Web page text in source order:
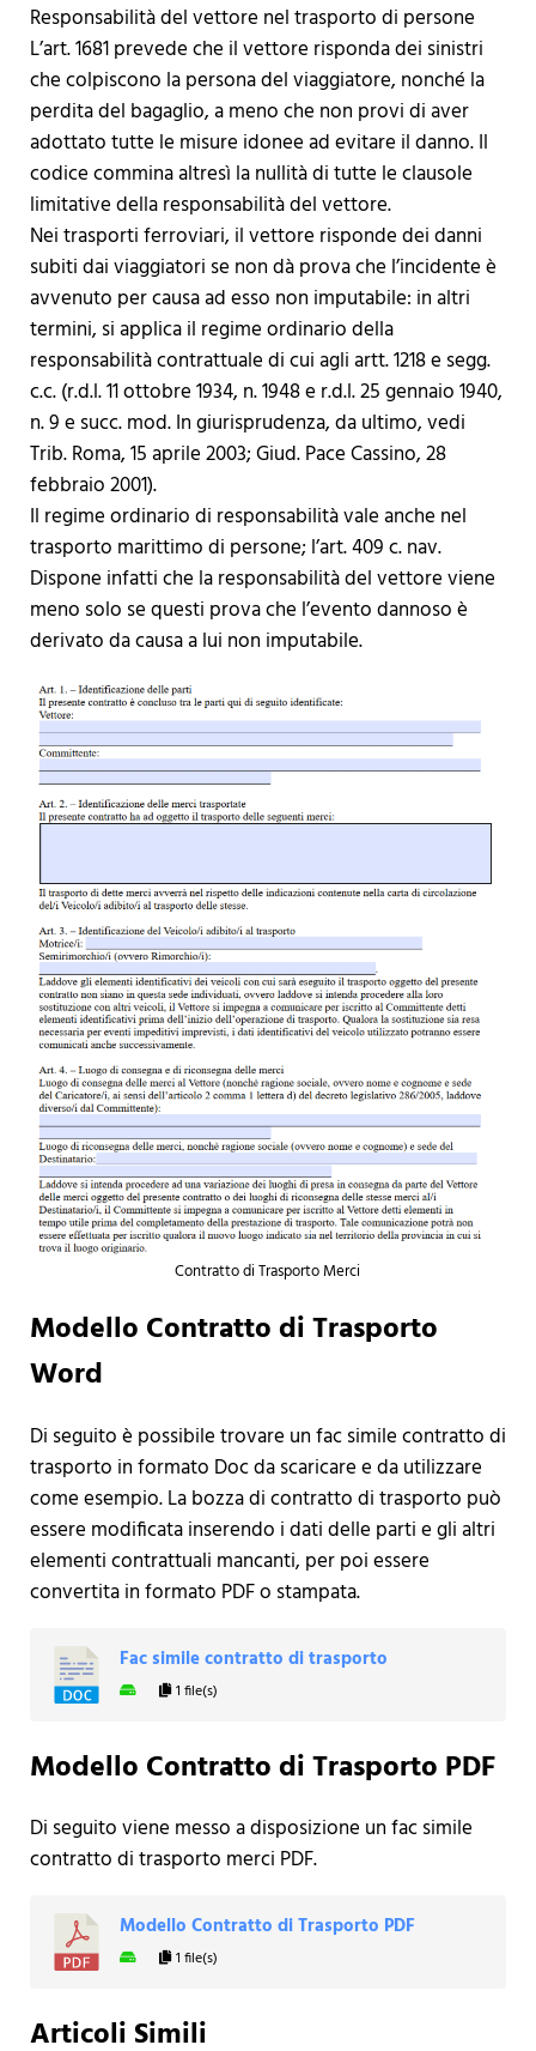
Responsabilità del vettore nel trasporto di persone
L’art. 1681 prevede che il vettore risponda dei sinistri
che colpiscono la persona del viaggiatore, nonché la
perdita del bagaglio, a meno che non provi di aver
adottato tutte le misure idonee ad evitare il danno. Il
codice commina altresì la nullità di tutte le clausole
limitative della responsabilità del vettore.
Nei trasporti ferroviari, il vettore risponde dei danni
subiti dai viaggiatori se non dà prova che l’incidente è
avvenuto per causa ad esso non imputabile: in altri
termini, si applica il regime ordinario della
responsabilità contrattuale di cui agli artt. 1218 e segg.
c.c. (r.d.l. 11 ottobre 1934, n. 1948 e r.d.l. 25 gennaio 1940,
n. 9 e succ. mod. In giurisprudenza, da ultimo, vedi
Trib. Roma, 15 aprile 2003; Giud. Pace Cassino, 28
febbraio 2001).
Il regime ordinario di responsabilità vale anche nel
trasporto marittimo di persone; l’art. 409 c. nav.
Dispone infatti che la responsabilità del vettore viene
meno solo se questi prova che l’evento dannoso è
derivato da causa a lui non imputabile.
Contratto di Trasporto Merci
Modello Contratto di Trasporto
Word
Di seguito è possibile trovare un fac simile contratto di
trasporto in formato Doc da scaricare e da utilizzare
come esempio. La bozza di contratto di trasporto può
essere modificata inserendo i dati delle parti e gli altri
elementi contrattuali mancanti, per poi essere
convertita in formato PDF o stampata.
Fac simile contratto di trasporto
1 file(s)
Modello Contratto di Trasporto PDF
Di seguito viene messo a disposizione un fac simile
contratto di trasporto merci PDF.
Modello Contratto di Trasporto PDF
1 file(s)
Articoli Simili